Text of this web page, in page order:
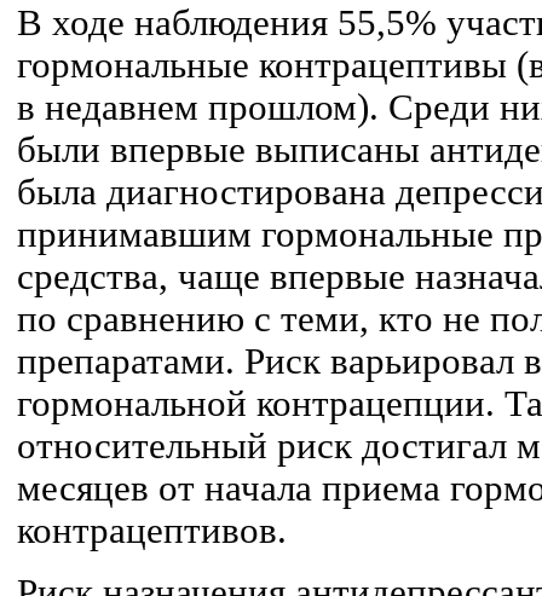
В ходе наблюдения 55,5%
гормональные контрацептивы
в недавнем прошлом). Среди
были впервые выписаны
была диагностирована
принимавшим гормональные
средства, чаще впервые
по сравнению с теми, кто не
препаратами. Риск варьировал
гормональной контрацепции.
относительный риск достигал
месяцев от начала приема
контрацептивов.